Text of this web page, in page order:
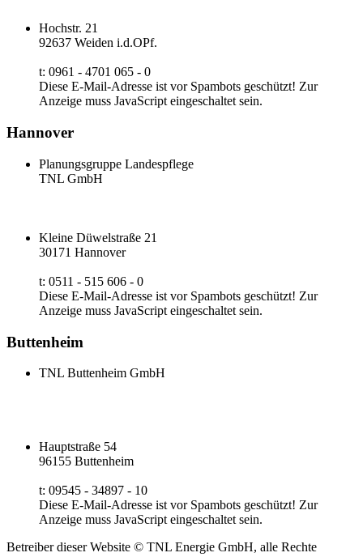
Hochstr. 21
92637 Weiden i.d.OPf.
t: 0961 - 4701 065 - 0
Diese E-Mail-Adresse ist vor Spambots geschützt! Zur
Anzeige muss JavaScript eingeschaltet sein.
Hannover
Planungsgruppe Landespflege
TNL GmbH
Kleine Düwelstraße 21
30171 Hannover
t: 0511 - 515 606 - 0
Diese E-Mail-Adresse ist vor Spambots geschützt! Zur
Anzeige muss JavaScript eingeschaltet sein.
Buttenheim
TNL Buttenheim GmbH
Hauptstraße 54
96155 Buttenheim
t: 09545 - 34897 - 10
Diese E-Mail-Adresse ist vor Spambots geschützt! Zur
Anzeige muss JavaScript eingeschaltet sein.
Betreiber dieser Website © TNL Energie GmbH, alle Rechte